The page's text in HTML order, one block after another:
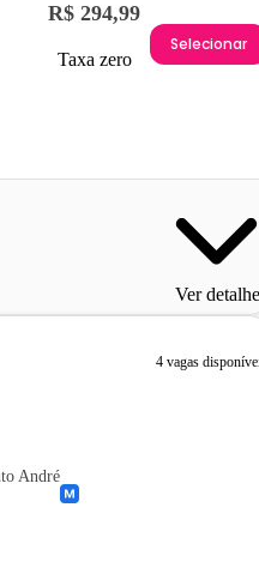
R$ 294,99
Taxa zero
Selecionar
Ver
4 vagas
André